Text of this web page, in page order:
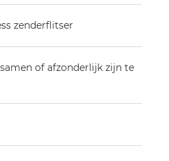
zenderflitser
of afzonderlijk zijn te